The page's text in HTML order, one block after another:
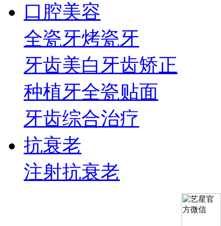
口腔美容
全瓷牙烤瓷牙
牙齿美白 牙齿矫正
种植牙全瓷贴面
牙齿综合治疗
抗衰老
注射抗衰老